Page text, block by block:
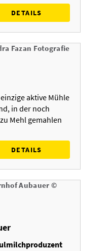
DETAILS
aktive Mühle
in der noch
Mehl gemahlen
DETAILS